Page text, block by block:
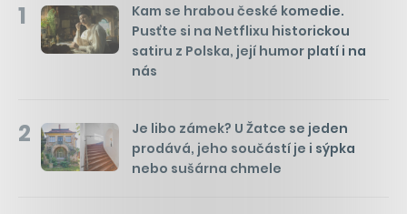
1
Kam se hrabou české komedie.
Pusťte si na Netflixu historickou
satiru z Polska, její humor platí i na
nás
2
Je libo zámek? U Žatce se jeden
prodává, jeho součástí je i sýpka
nebo sušárna chmele